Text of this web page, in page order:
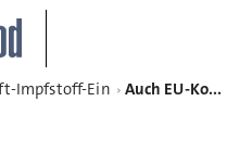
Impfstoff-Ein Auch EU-Kommission kauft Impfstoff ein